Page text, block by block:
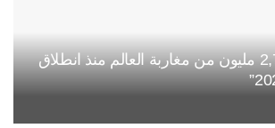
دخول أزيد من 2,7 مليون من مغاربة العالم منذ انطلاق